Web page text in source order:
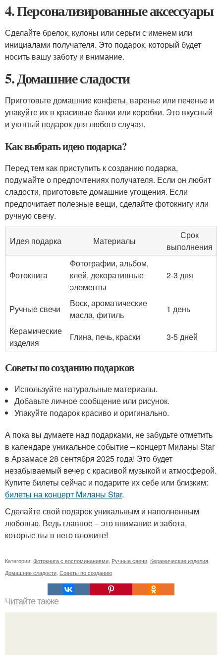
4. Персонализированные аксессуары
Сделайте брелок, кулоны или серьги с именем или
инициалами получателя. Это подарок, который будет
носить вашу заботу и внимание.
5. Домашние сладости
Приготовьте домашние конфеты, варенье или печенье и
упакуйте их в красивые банки или коробки. Это вкусный
и уютный подарок для любого случая.
Как выбрать идею подарка?
Перед тем как приступить к созданию подарка,
подумайте о предпочтениях получателя. Если он любит
сладости, приготовьте домашние угощения. Если
предпочитает полезные вещи, сделайте фотокнигу или
ручную свечу.
Идея подарка Материалы
Срок
выполнения
Фотокнига
Фотографии, альбом,
клей, декоративные
элементы
2-3 дня
Ручные свечи
Воск, ароматические
масла, фитиль
1 день
Керамические
изделия
Глина, печь, краски 3-5 дней
Советы по созданию подарков
Используйте натуральные материалы.
Добавьте личное сообщение или рисунок.
Упакуйте подарок красиво и оригинально.
А пока вы думаете над подарками, не забудьте отметить
в календаре уникальное событие – концерт Миланы Star
в Арзамасе 28 сентября 2025 года! Это будет
незабываемый вечер с красивой музыкой и атмосферой.
Купите билеты сейчас и подарите их себе или близким:
билеты на концерт Миланы Star.
Сделайте свой подарок уникальным и наполненным
любовью. Ведь главное – это внимание и забота,
которые вы в него вложите!
Категории: Фотокнига с воспоминаниями Ручные свечи Керамические изделия
Домашние сладости Советы по созданию
Читайте также